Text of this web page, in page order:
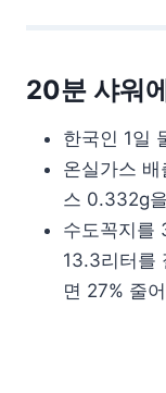
20분 샤워
한국인 1일
온실가스
스 0.332g
수도꼭지를
13.3리터를
면 27% 줄